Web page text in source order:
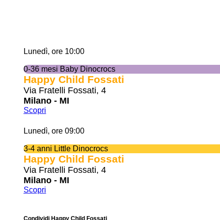
Lunedì, ore 10:00
0-36 mesi Baby Dinocrocs
Happy Child Fossati
Via Fratelli Fossati, 4
Milano - MI
Scopri
Lunedì, ore 09:00
3-4 anni Little Dinocrocs
Happy Child Fossati
Via Fratelli Fossati, 4
Milano - MI
Scopri
Condividi Happy Child Fossati